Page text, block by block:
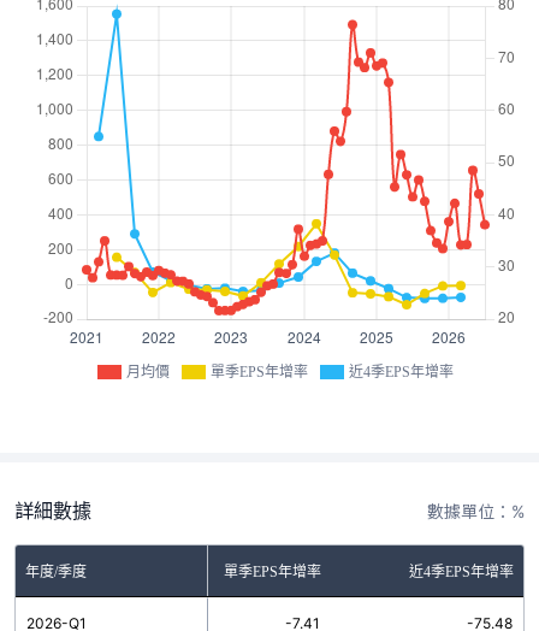
月均價 單季EPS年增率 近4季EPS年增率
詳細數據 數據單位：%
年度/季度 單季EPS年增率 近4季EPS年增率
2026-Q1 -7.41 -75.48